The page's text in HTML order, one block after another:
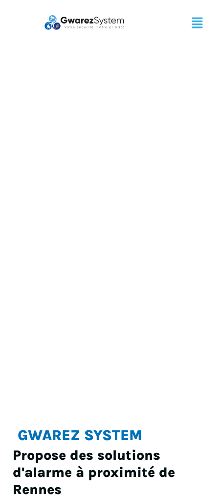
GWAREZ SYSTEM
Propose des solutions
d'alarme à proximité de
Rennes